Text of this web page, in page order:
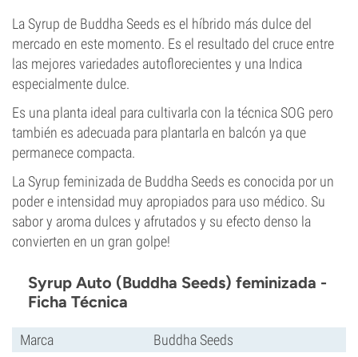
La Syrup de Buddha Seeds es el híbrido más dulce del
mercado en este momento. Es el resultado del cruce entre
las mejores variedades autoflorecientes y una Indica
especialmente dulce.
Es una planta ideal para cultivarla con la técnica SOG pero
también es adecuada para plantarla en balcón ya que
permanece compacta.
La Syrup feminizada de Buddha Seeds es conocida por un
poder e intensidad muy apropiados para uso médico. Su
sabor y aroma dulces y afrutados y su efecto denso la
convierten en un gran golpe!
Syrup Auto (Buddha Seeds) feminizada -
Ficha Técnica
Marca
Buddha Seeds